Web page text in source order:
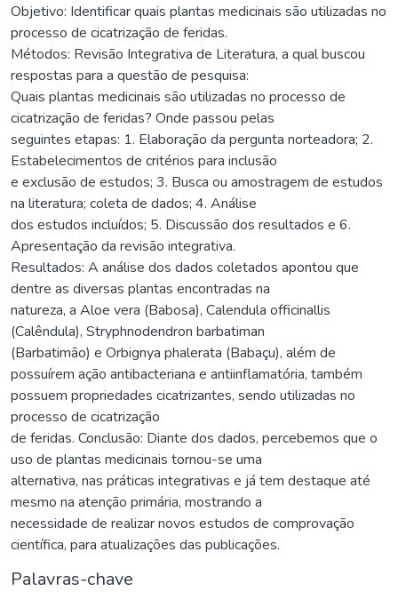
Objetivo: Identificar quais plantas medicinais são utilizadas no
processo de cicatrização de feridas.
Métodos: Revisão Integrativa de Literatura, a qual buscou
respostas para a questão de pesquisa:
Quais plantas medicinais são utilizadas no processo de
cicatrização de feridas? Onde passou pelas
seguintes etapas: 1. Elaboração da pergunta norteadora; 2.
Estabelecimentos de critérios para inclusão
e exclusão de estudos; 3. Busca ou amostragem de estudos
na literatura; coleta de dados; 4. Análise
dos estudos incluídos; 5. Discussão dos resultados e 6.
Apresentação da revisão integrativa.
Resultados: A análise dos dados coletados apontou que
dentre as diversas plantas encontradas na
natureza, a Aloe vera (Babosa), Calendula officinallis
(Calêndula), Stryphnodendron barbatiman
(Barbatimão) e Orbignya phalerata (Babaçu), além de
possuírem ação antibacteriana e antiinflamatória, também
possuem propriedades cicatrizantes, sendo utilizadas no
processo de cicatrização
de feridas. Conclusão: Diante dos dados, percebemos que o
uso de plantas medicinais tornou-se uma
alternativa, nas práticas integrativas e já tem destaque até
mesmo na atenção primária, mostrando a
necessidade de realizar novos estudos de comprovação
científica, para atualizações das publicações.
Palavras-chave